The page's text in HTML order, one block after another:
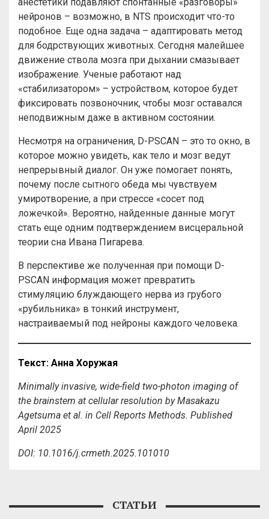
нейронов – возможно, в NTS происходит что-то
подобное. Еще одна задача – адаптировать метод
для бодрствующих животных. Сегодня малейшее
движение ствола мозга при дыхании смазывает
изображение. Ученые работают над
«стабилизатором» – устройством, которое будет
фиксировать позвоночник, чтобы мозг оставался
неподвижным даже в активном состоянии.
Несмотря на ограничения, D-PSCAN – это то окно, в
которое можно увидеть, как тело и мозг ведут
непрерывный диалог. Он уже помогает понять,
почему после сытного обеда мы чувствуем
умиротворение, а при стрессе «сосет под
ложечкой». Вероятно, найденные данные могут
стать еще одним подтверждением висцеральной
теории сна Ивана Пигарева.
В перспективе же полученная при помощи D-
PSCAN информация может превратить
стимуляцию блуждающего нерва из грубого
«рубильника» в тонкий инструмент,
настраиваемый под нейроны каждого человека.
Текст: Анна Хоружая
Minimally invasive, wide-field two-photon imaging of
the brainstem at cellular resolution by Masakazu
Agetsuma et al. in Cell Reports Methods. Published
April 2025
DOI: 10.1016/j.crmeth.2025.101010
СТАТЬИ